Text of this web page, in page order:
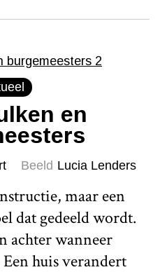
en
Beeld Lucia Lenders
maar een
dat gedeeld wordt.
achter wanneer
huis verandert